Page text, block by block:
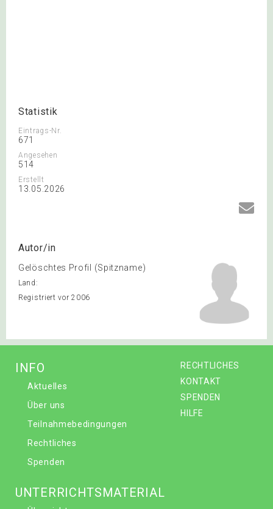
Statistik
Eintrags-Nr.
671
Angesehen
514
Erstellt
13.05.2026
Autor/in
Gelöschtes Profil (Spitzname)
Land:
Registriert vor 2006
RECHTLICHES
KONTAKT
SPENDEN
HILFE
INFO
Aktuelles
Über uns
Teilnahmebedingungen
Rechtliches
Spenden
UNTERRICHTSMATERIAL